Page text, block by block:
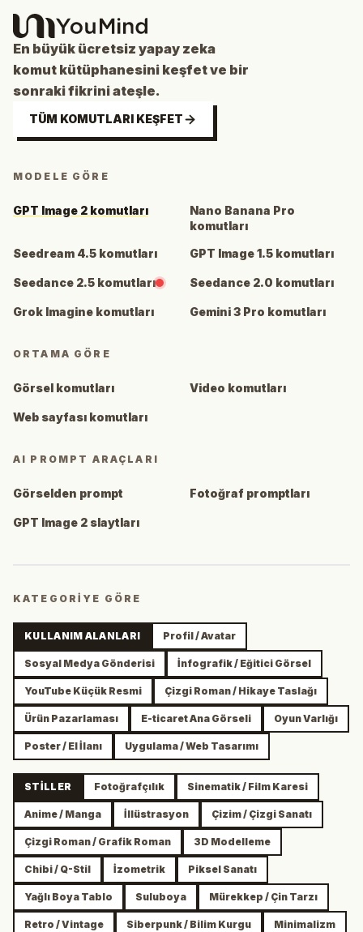
En büyük ücretsiz yapay zeka
komut kütüphanesini keşfet ve bir
sonraki fikrini ateşle.
TÜM KOMUTLARI KEŞFET
MODELE GÖRE
GPT Image 2 komutları
Nano Banana Pro
komutları
Seedream 4.5 komutları
GPT Image 1.5 komutları
Seedance 2.5 komutları Seedance 2.0 komutları
Grok Imagine komutları Gemini 3 Pro komutları
ORTAMA GÖRE
Görsel komutları Video komutları
Web sayfası komutları
AI PROMPT ARAÇLARI
Görselden prompt Fotoğraf promptları
GPT Image 2 slaytları
KATEGORIYE GÖRE
KULLANIM ALANLARI Profil / Avatar
Sosyal Medya Gönderisi İnfografik / Eğitici Görsel
YouTube Küçük Resmi Çizgi Roman / Hikaye Taslağı
Ürün Pazarlaması E-ticaret Ana Görseli Oyun Varlığı
Poster / El İlanı Uygulama / Web Tasarımı
STILLER Fotoğrafçılık Sinematik / Film Karesi
Anime / Manga İllüstrasyon Çizim / Çizgi Sanatı
Çizgi Roman / Grafik Roman 3D Modelleme
Chibi / Q-Stil İzometrik Piksel Sanatı
Yağlı Boya Tablo Suluboya Mürekkep / Çin Tarzı
Retro / Vintage Siberpunk / Bilim Kurgu Minimalizm